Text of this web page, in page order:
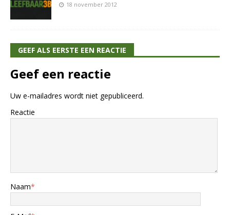
18 november 2012
GEEF ALS EERSTE EEN REACTIE
Geef een reactie
Uw e-mailadres wordt niet gepubliceerd.
Reactie
Naam*